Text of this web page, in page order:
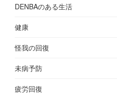
DENBAのある生活
健康
怪我の回復
未病予防
疲労回復